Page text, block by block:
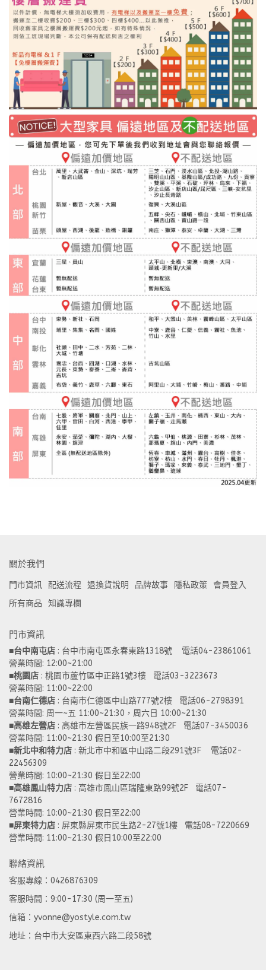
關於我們
門市資訊 配送流程 退換貨說明 品牌故事 隱私政策
會員登入
所有商品
知識專欄
門市資訊
■台中南屯店 : 台中市南屯區永春東路1318號    電話04-23861061
營業時間: 12:00~21:00
■桃園店 : 桃園市蘆竹區中正路1號3樓   電話03-3223673
營業時間: 11:00~22:00
■台南仁德店 : 台南市仁德區中山路777號2樓   電話06-2798391
營業時間: 周一~五 11:00~21:30，周六日 10:00~21:30
■高雄左營店 : 高雄市左營區民族一路948號2F   電話07-3450036
營業時間: 11:00~21:30 假日至10:00至21:30
■新北中和特力店 : 新北市中和區中山路二段291號3F    電話02-
22456309
營業時間: 10:00~21:30 假日至22:00
■高雄鳳山特力店 : 高雄市鳳山區瑞隆東路99號2F   電話07-
7672816
營業時間: 10:00~21:30 假日至22:00
■屏東特力店 : 屏東縣屏東市民生路2-27號1樓   電話08-7220669
營業時間: 11:00~21:30 假日10:00至22:00
聯絡資訊
客服專線：0426876309
客服時間：9:00-17:30 (周一至五)
信箱：yvonne@yostyle.com.tw
地址：台中市大安區東西六路二段58號